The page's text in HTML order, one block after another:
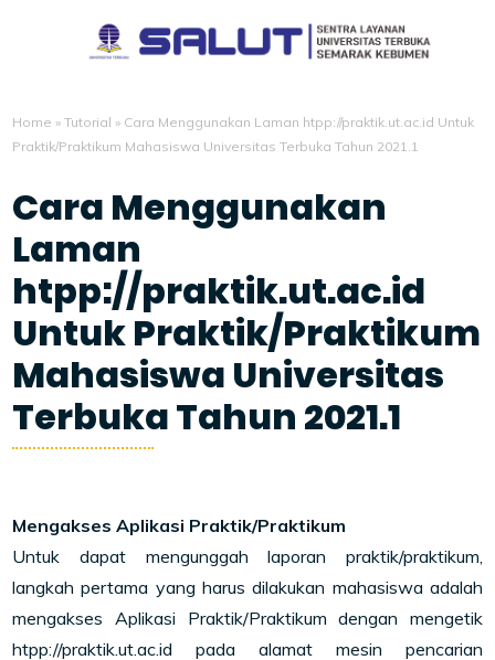
Home »Tutorial » Cara Menggunakan Laman htpp://praktik.ut.ac.id Untuk
Praktik/Praktikum Mahasiswa Universitas Terbuka Tahun 2021.1
Cara Menggunakan
Laman
htpp://praktik.ut.ac.id
Untuk Praktik/Praktikum
Mahasiswa Universitas
Terbuka Tahun 2021.1
Mengakses Aplikasi Praktik/Praktikum
Untuk dapat mengunggah laporan praktik/praktikum,
langkah pertama yang harus dilakukan mahasiswa adalah
mengakses Aplikasi Praktik/Praktikum dengan mengetik
htpp://praktik.ut.ac.id pada alamat mesin pencarian